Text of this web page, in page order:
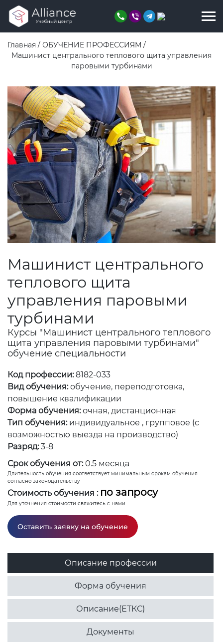
Главная / ОБУЧЕНИЕ ПРОФЕССИЯМ /
Машинист центрального теплового щита управления
паровыми турбинами
Машинист центрального
теплового щита
управления паровыми
турбинами
Курсы "Машинист центрального теплового
щита управления паровыми турбинами"
обучение специальности
Код профессии:8182-033
Вид обучения: обучение, переподготовка,
повышение квалификации
Форма обучения: очная, дистанционная
Тип обучения: индивидуальное , групповое (с
возможностью выезда на производство)
Разряд: 3-8
Срок обучения от: 0.5 месяца
Длительность обучения соответствует минимальным срокам обучения
согласно законодательству
Стоимость обучения : по запросу
Для уточнения стоимости свяжитесь с нами
Оставить заявку на обучение
Описание профессии
Форма обучения
Описание(ЕТКС)
Документы